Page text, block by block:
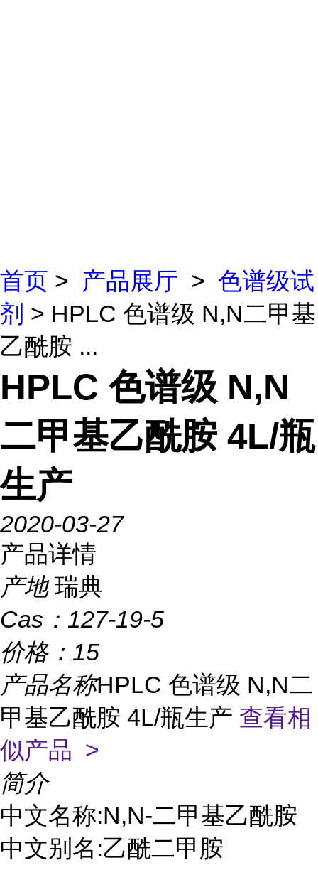
首页 > 产品展厅 > 色谱级试
剂 > HPLC 色谱级 N,N二甲基
乙酰胺 ...
HPLC 色谱级 N,N
二甲基乙酰胺 4L/瓶
生产
2020-03-27
产品详情
产地 瑞典
Cas： 127-19-5
价格： 15
产品名称HPLC 色谱级 N,N二
甲基乙酰胺 4L/瓶生产 查看相
似产品 >
简介
中文名称:N,N-二甲基乙酰胺
中文别名:乙酰二甲胺